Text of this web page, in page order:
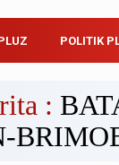
POLITIK
: